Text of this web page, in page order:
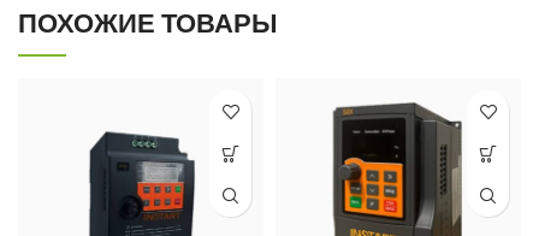
ПОХОЖИЕ ТОВАРЫ